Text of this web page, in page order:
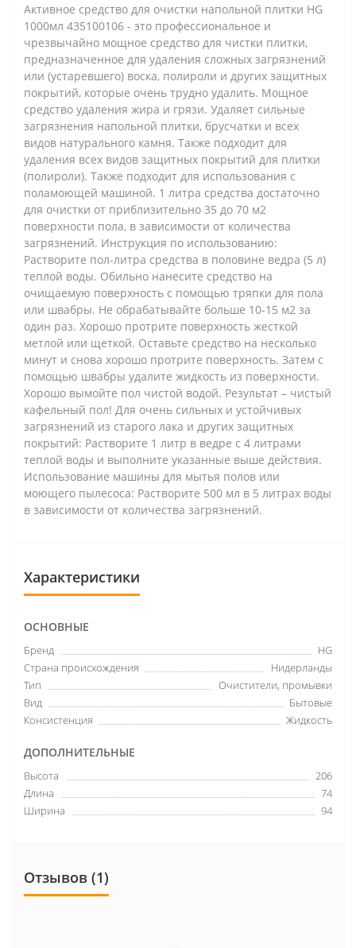
Активное средство для очистки напольной плитки HG
1000мл 435100106 - это профессиональное и
чрезвычайно мощное средство для чистки плитки,
предназначенное для удаления сложных загрязнений
или (устаревшего) воска, полироли и других защитных
покрытий, которые очень трудно удалить. Мощное
средство удаления жира и грязи. Удаляет сильные
загрязнения напольной плитки, брусчатки и всех
видов натурального камня. Также подходит для
удаления всех видов защитных покрытий для плитки
(полироли). Также подходит для использования с
поламоющей машиной. 1 литра средства достаточно
для очистки от приблизительно 35 до 70 м2
поверхности пола, в зависимости от количества
загрязнений. Инструкция по использованию:
Растворите пол-литра средства в половине ведра (5 л)
теплой воды. Обильно нанесите средство на
очищаемую поверхность с помощью тряпки для пола
или швабры. Не обрабатывайте больше 10-15 м2 за
один раз. Хорошо протрите поверхность жесткой
метлой или щеткой. Оставьте средство на несколько
минут и снова хорошо протрите поверхность. Затем с
помощью швабры удалите жидкость из поверхности.
Хорошо вымойте пол чистой водой. Результат – чистый
кафельный пол! Для очень сильных и устойчивых
загрязнений из старого лака и других защитных
покрытий: Растворите 1 литр в ведре с 4 литрами
теплой воды и выполните указанные выше действия.
Использование машины для мытья полов или
моющего пылесоса: Растворите 500 мл в 5 литрах воды
в зависимости от количества загрязнений.
Характеристики
ОСНОВНЫЕ
Бренд
HG
Страна происхождения
Нидерланды
Тип
Очистители, промывки
Вид
Бытовые
Консистенция
Жидкость
ДОПОЛНИТЕЛЬНЫЕ
Высота
206
Длина
74
Ширина
94
Отзывов (1)